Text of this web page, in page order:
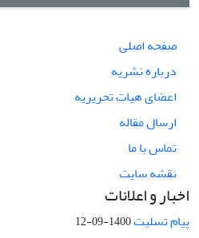
صفحه اصلی
درباره نشریه
اعضای هیات تحریریه
ارسال مقاله
تماس با ما
نقشه سایت
اخبار و اعلانات
پیام تسلیت1400-09-12